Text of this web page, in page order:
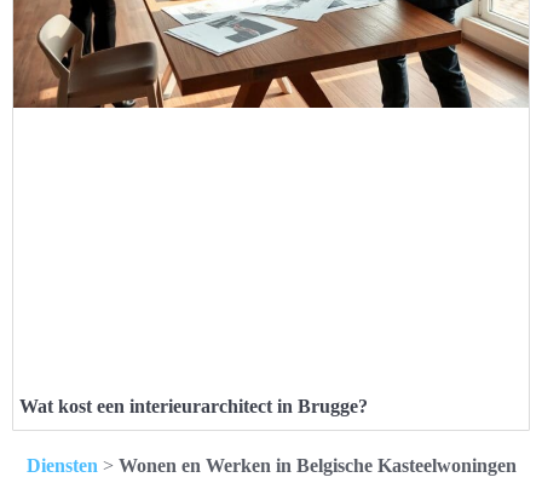
Wat kost een interieurarchitect in Brugge?
Diensten > Wonen en Werken in Belgische Kasteelwoningen